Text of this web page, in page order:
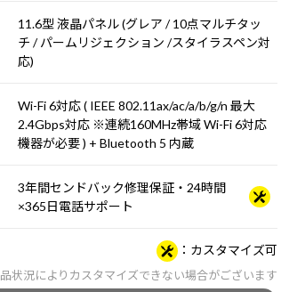
11.6型 液晶パネル (グレア / 10点マルチタッ
チ / パームリジェクション /スタイラスペン対
応)
Wi-Fi 6対応 ( IEEE 802.11ax/ac/a/b/g/n 最大
2.4Gbps対応 ※連続160MHz帯域 Wi-Fi 6対応
機器が必要 ) + Bluetooth 5 内蔵
3年間センドバック修理保証・24時間
×365日電話サポート
カスタマイズ可
状況によりカスタマイズできない場合がございます